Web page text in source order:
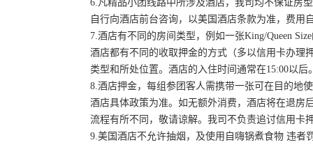
6.凡精品小团线路中所涉及酒店，我司均不保证房
自行向酒店前台咨询，以美国酒店条款为准，费用
7.酒店有不同的房间类型，例如一张King/Queen
酒店都有不同的收取押金的方式（多以信用卡办理
类型和所处位置。酒店的入住时间通常在15:00以后
8.酒店押金，每组参团客人需携带一张可在目的地
酒店具体政策为准。如无额外消费，酒店将在退房
流程有所不同，敬请谅解。我司不负责追讨信用卡
9.美国酒店不允许抽烟，及使用自嗨锅煮食物 违者